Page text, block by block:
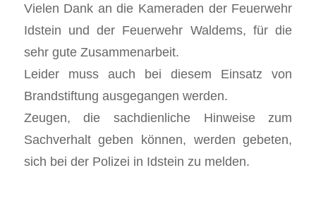
Vielen Dank an die Kameraden der Feuerwehr
Idstein und der Feuerwehr Waldems, für die
sehr gute Zusammenarbeit.
Leider muss auch bei diesem Einsatz von
Brandstiftung ausgegangen werden.
Zeugen, die sachdienliche Hinweise zum
Sachverhalt geben können, werden gebeten,
sich bei der Polizei in Idstein zu melden.